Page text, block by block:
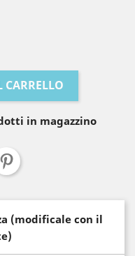
in magazzino
(modificale con il